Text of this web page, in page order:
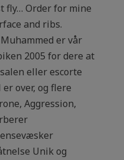
fly… Order for mine
and ribs.
er vår
2005 for dere at
eller escorte
over, og flere
Aggression,
Unik og